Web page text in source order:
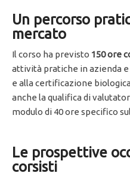
Un percorso
mercato
Il corso ha previsto 150 ore
attività pratiche in azienda
e alla certificazione
anche la qualifica di
modulo di 40 ore specifico
Le prospettive
corsisti